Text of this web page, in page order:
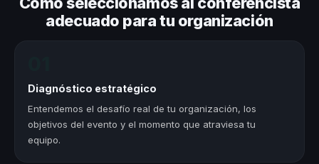
adecuado para tu organización
Diagnóstico estratégico
Entendemos el desafío real de tu organización, los
objetivos del evento y el momento que atraviesa tu
equipo.